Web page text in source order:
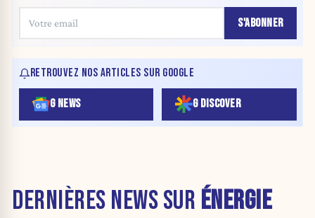
S'ABONNER
RETROUVEZ NOS ARTICLES SUR GOOGLE
G NEWS G DISCOVER
DERNIÈRES NEWS SUR ÉNERGIE